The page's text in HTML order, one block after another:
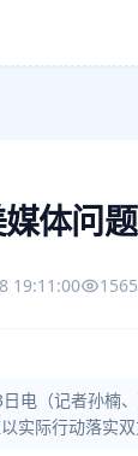
体问
19:11:00 1565
日电（记者孙
实际行动落实